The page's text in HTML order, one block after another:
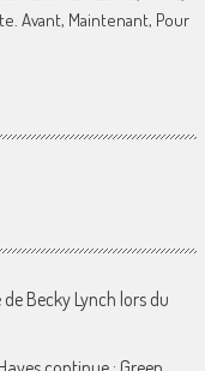
Avant, Maintenant, Pour
Becky Lynch lors du